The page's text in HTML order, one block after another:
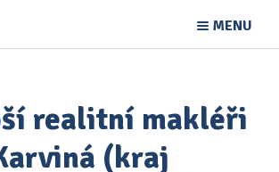
MENU
realitní makléři
(kraj